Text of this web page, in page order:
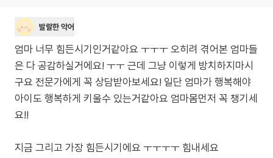
발랄한 악어
엄마 너무 힘든시기인거같아요 ㅜㅜㅜ 오히려 겪어본 엄마들
은 다 공감하실거에요! ㅜㅜ 근데 그냥 이렇게 방치하지마시
구요 전문가에게 꼭 상담받아보세요! 일단 엄마가 행복해야
아이도 행복하게 키울수 있는거같아요 엄마몸먼저 꼭 챙기세
요!!
지금 그리고 가장 힘든시기에요 ㅜㅜㅜㅜ 힘내세요